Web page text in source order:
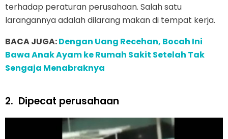
terhadap peraturan perusahaan. Salah satu
larangannya adalah dilarang makan di tempat kerja.
BACA JUGA:Dengan Uang Recehan, Bocah Ini
Bawa Anak Ayam ke Rumah Sakit Setelah Tak
Sengaja Menabraknya
2. Dipecat perusahaan